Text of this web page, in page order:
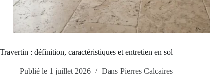
Travertin : définition, caractéristiques et entretien en sol
Publié le 1 juillet 2026 Dans Pierres Calcaires